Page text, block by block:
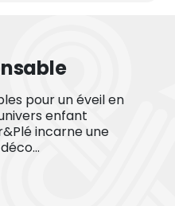
pour un éveil en
enfant
incarne une